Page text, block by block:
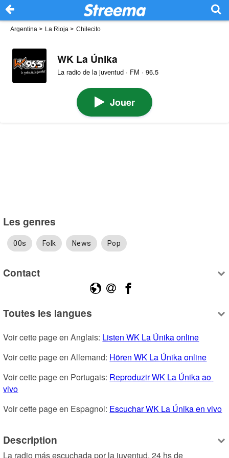
Argentina > La Rioja > Chilecito
WK La Únika
La radio de la juventud · FM · 96.5
Jouer
Les genres
00s Folk News Pop
Contact
Toutes les langues
Voir cette page en Anglais: Listen WK La Únika online
Voir cette page en Allemand: Hören WK La Únika online
Voir cette page en Portugais: Reproduzir WK La Únika ao
vivo
Voir cette page en Espagnol: Escuchar WK La Únika en vivo
Description
La radio más escuchada por la juventud. 24 hs de